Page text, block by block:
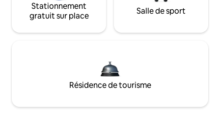
Stationnement
gratuit sur place
Salle de sport
Résidence de tourisme